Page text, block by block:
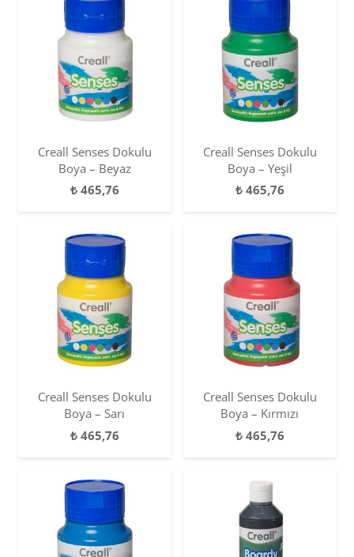
Creall Senses Dokulu
Boya – Beyaz
₺465,76
Creall Senses Dokulu
Boya – Yeşil
₺465,76
Creall Senses Dokulu
Boya – Sarı
₺465,76
Creall Senses Dokulu
Boya – Kırmızı
₺465,76